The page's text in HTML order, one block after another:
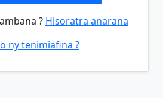
? Hisoratra anarana
ny tenimiafina ?